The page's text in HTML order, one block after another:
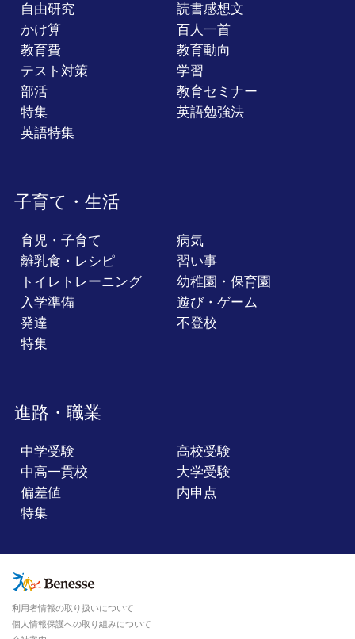
自由研究
読書感想文
かけ算
百人一首
教育費
教育動向
テスト対策
学習
部活
教育セミナー
特集
英語勉強法
英語特集
子育て・生活
育児・子育て
病気
離乳食・レシピ
習い事
トイレトレーニング
幼稚園・保育園
入学準備
遊び・ゲーム
発達
不登校
特集
進路・職業
中学受験
高校受験
中高一貫校
大学受験
偏差値
内申点
特集
利用者情報の取り扱いについて
個人情報保護への取り組みについて